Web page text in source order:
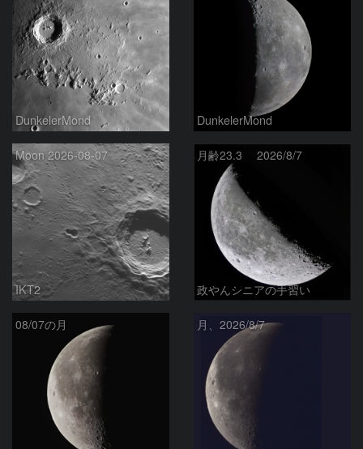
DunkelerMond DunkelerMond
Moon 2026-08-07
IKT2
月齢23.3 2026/8/7
政やんシニアの手習い
08/07の月 月、2026/8/7